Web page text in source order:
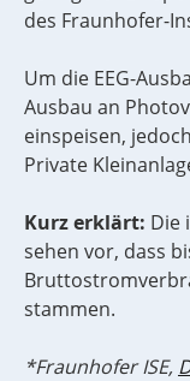
des Fraunhofer-
Um die EEG-
Ausbau an
einspeisen,
Private
Kurz erklärt: Die
sehen vor, dass
stammen.
*Fraunhofer ISE,